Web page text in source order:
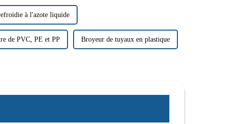
à l'azote liquide
de PVC, PE et PP Broyeur de tuyaux en plastique